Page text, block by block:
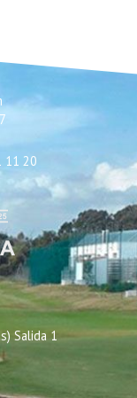
11 20
Salida 1